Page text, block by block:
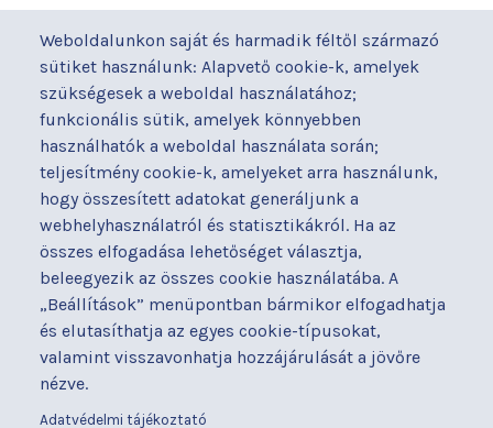
Weboldalunkon saját és harmadik féltől származó
sütiket használunk: Alapvető cookie-k, amelyek
szükségesek a weboldal használatához;
funkcionális sütik, amelyek könnyebben
használhatók a weboldal használata során;
teljesítmény cookie-k, amelyeket arra használunk,
hogy összesített adatokat generáljunk a
webhelyhasználatról és statisztikákról. Ha az
összes elfogadása lehetőséget választja,
beleegyezik az összes cookie használatába. A
„Beállítások” menüpontban bármikor elfogadhatja
és elutasíthatja az egyes cookie-típusokat,
valamint visszavonhatja hozzájárulását a jövőre
nézve.
Adatvédelmi tájékoztató
a Semmelweis Egyetem Általános Orvostudományi Kar Gyakorló
Orvosaink
Osztályaink
Kapcsolat
Akadálymentesítési
nyilatkozat
Alapítványaink
Betegjogi képviselő
Címek és telefonszámok
Diagnosztika
Események
Gyermekmegőrző
Házirend
Hírek
Parkolás
Térítéses ellátás
Videógaléria
Visszajelzések
Várólista
Közérdekű adatok